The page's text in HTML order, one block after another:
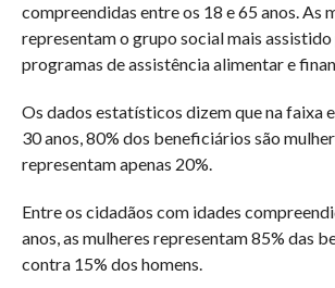
compreendidas entre os 18 e 65 anos. As
representam o grupo social mais
programas de assistência alimentar e
Os dados estatísticos dizem que na faixa
30 anos, 80% dos beneficiários são
representam apenas 20%.
Entre os cidadãos com idades
anos, as mulheres representam 85% das
contra 15% dos homens.